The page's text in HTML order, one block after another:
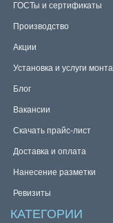
ГОСТы и сертификаты
Производство
Акции
Установка и услуги
Блог
Вакансии
Скачать прайс-лист
Доставка и оплата
Нанесение разметки
Ревизиты
КАТЕГОРИИ